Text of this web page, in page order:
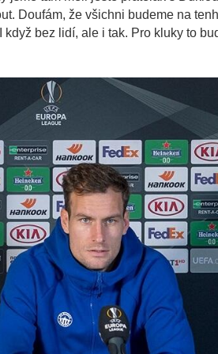
Doufám, že všichni budeme na
bez lidí, ale i tak. Pro kluky to